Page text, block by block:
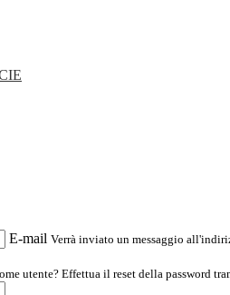
E-mail Verrà inviato un messaggio
utente? Effettua il reset della password